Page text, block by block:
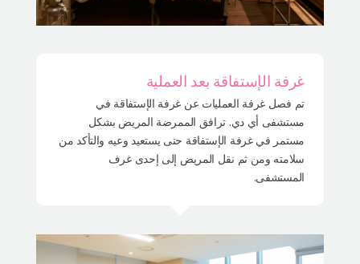
غرفة الإستفاقة بعد العملية
تم فصل غرفة العمليات عن غرفة الإستفاقة في
مستشفى أي دي. ترافق الممرضة المريض بشكل
مستمر في غرفة الإستفاقة حتى يستعيد وعيه والتأكد من
سلامته ومن ثم نقل المريض إلى إحدى غرف
المستشفى.